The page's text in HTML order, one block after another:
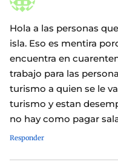
Hola a las personas
isla. Eso es mentira
encuentra en
trabajo para las
turismo a quien se le
turismo y estan
no hay como pagar
Responder